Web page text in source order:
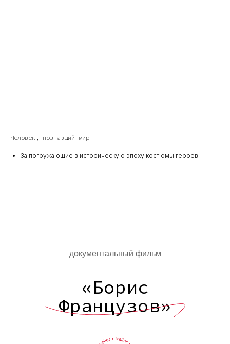
Человек, познающий мир
За погружающие в историческую эпоху костюмы героев
документальный фильм
«Борис
Французов»